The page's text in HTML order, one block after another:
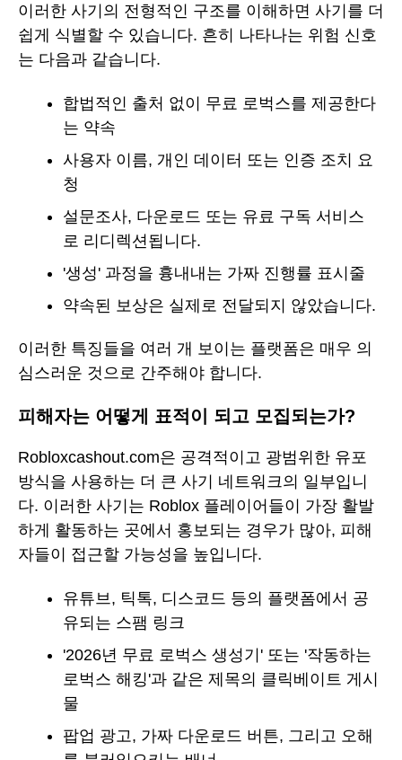
이러한 사기의 전형적인 구조를 이해하면 사기를 더
쉽게 식별할 수 있습니다. 흔히 나타나는 위험 신호
는 다음과 같습니다.
합법적인 출처 없이 무료 로벅스를 제공한다
는 약속
사용자 이름, 개인 데이터 또는 인증 조치 요
청
설문조사, 다운로드 또는 유료 구독 서비스
로 리디렉션됩니다.
'생성' 과정을 흉내내는 가짜 진행률 표시줄
약속된 보상은 실제로 전달되지 않았습니다.
이러한 특징들을 여러 개 보이는 플랫폼은 매우 의
심스러운 것으로 간주해야 합니다.
피해자는 어떻게 표적이 되고 모집되는가?
Robloxcashout.com은 공격적이고 광범위한 유포
방식을 사용하는 더 큰 사기 네트워크의 일부입니
다. 이러한 사기는 Roblox 플레이어들이 가장 활발
하게 활동하는 곳에서 홍보되는 경우가 많아, 피해
자들이 접근할 가능성을 높입니다.
유튜브, 틱톡, 디스코드 등의 플랫폼에서 공
유되는 스팸 링크
'2026년 무료 로벅스 생성기' 또는 '작동하는
로벅스 해킹'과 같은 제목의 클릭베이트 게시
물
팝업 광고, 가짜 다운로드 버튼, 그리고 오해